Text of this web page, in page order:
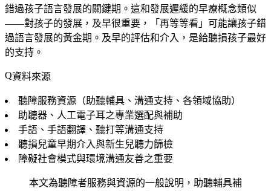
錯過孩子語言發展的關鍵期。這和發展遲緩的早療概念類似
——對孩子的發展，及早很重要，「再等等看」可能讓孩子錯
過語言發展的黃金期。及早的評估和介入，是給聽損孩子最好
的支持。
資料來源
聽障服務資源（助聽輔具、溝通支持、各領域協助）
助聽器、人工電子耳之專業選配與補助
手語、手語翻譯、聽打等溝通支持
聽損兒童早期介入與新生兒聽力篩檢
障礙社會模式與環境溝通友善之重要
本文為聽障者服務與資源的一般說明，助聽輔具補